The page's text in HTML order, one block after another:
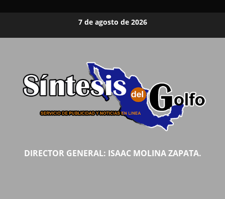
7 de agosto de 2026
DIRECTOR GENERAL: ISAAC MOLINA ZAPATA.